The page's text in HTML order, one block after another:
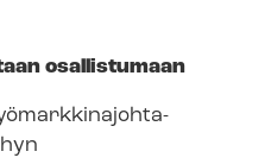
osallistumaan